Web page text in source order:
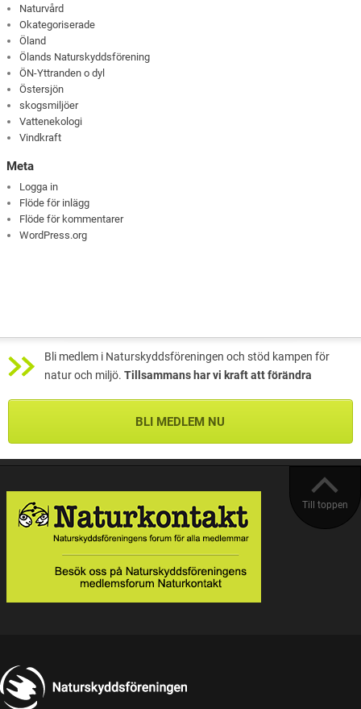
Naturvård
Okategoriserade
Öland
Ölands Naturskyddsförening
ÖN-Yttranden o dyl
Östersjön
skogsmiljöer
Vattenekologi
Vindkraft
Meta
Logga in
Flöde för inlägg
Flöde för kommentarer
WordPress.org
Bli medlem i Naturskyddsföreningen och stöd kampen för
natur och miljö. Tillsammans har vi kraft att förändra
BLI MEDLEM NU
Till toppen